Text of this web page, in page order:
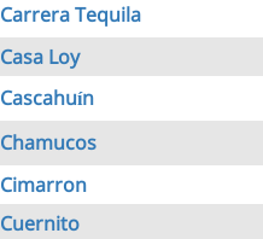
Carrera Tequila
Casa Loy
Cascahuín
Chamucos
Cimarron
Cuernito